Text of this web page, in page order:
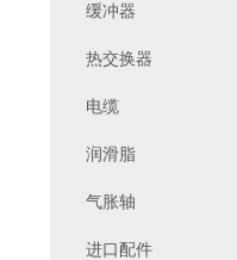
缓冲器
热交换器
电缆
润滑脂
气胀轴
进口配件